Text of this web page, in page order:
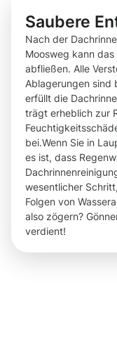
Saubere
Nach der
Moosweg kann
abfließen. Alle
Ablagerungen sind
erfüllt die
trägt erheblich zur
bei.Wenn Sie in
es ist, dass
wesentlicher
Folgen von
also zögern?
verdient!